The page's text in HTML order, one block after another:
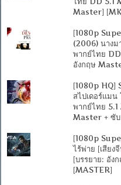
Master]
[1080p
(2006) นางม
พากย์ไทย
อังกฤษ
[1080p HQ]
สไปเดอร์แมน
พากย์ไทย
Master + ซั
[1080p
ไร้พ่าย [เสีย
[บรรยาย: อัง
[MASTER]